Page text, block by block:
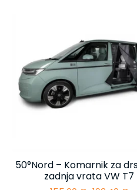
50°Nord – Komarnik za
zadnja vrata VW T7